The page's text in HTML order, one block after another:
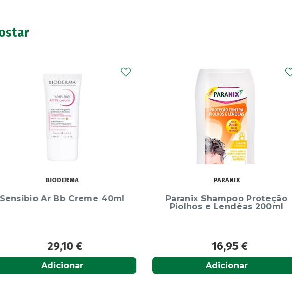
BIODERMA
Ar Bb Creme 40ml
29,10€
Adicionar
PARANIX
Paranix Shampoo Proteção
Piolhos e Lendêas 200ml
16,95€
Adicionar